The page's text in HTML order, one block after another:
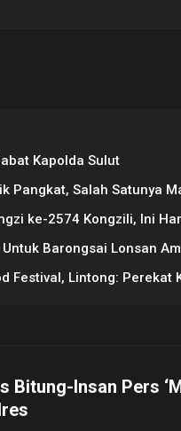
Kapolda Sulut
Pangkat, Salah Satunya
ke-2574 Kongzili, Ini
Untuk Barongsai Lonsan
Festival, Lintong: Perekat
Bitung-Insan Pers